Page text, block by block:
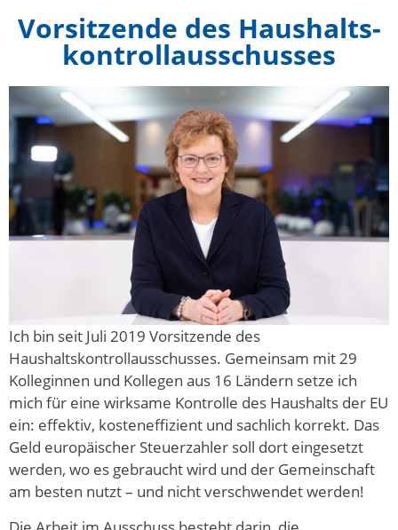
Vorsitzende des Haushalts-
kontrollausschusses
Ich bin seit Juli 2019 Vorsitzende des
Haushaltskontrollausschusses. Gemeinsam mit 29
Kolleginnen und Kollegen aus 16 Ländern setze ich
mich für eine wirksame Kontrolle des Haushalts der EU
ein: effektiv, kosteneffizient und sachlich korrekt. Das
Geld europäischer Steuerzahler soll dort eingesetzt
werden, wo es gebraucht wird und der Gemeinschaft
am besten nutzt – und nicht verschwendet werden!